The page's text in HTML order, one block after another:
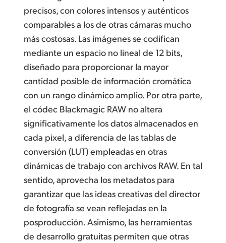
precisos, con colores intensos y auténticos
comparables a los de otras cámaras mucho
más costosas. Las imágenes se codifican
mediante un espacio no lineal de 12 bits,
diseñado para proporcionar la mayor
cantidad posible de información cromática
con un rango dinámico amplio. Por otra parte,
el códec Blackmagic RAW no altera
significativamente los datos almacenados en
cada pixel, a diferencia de las tablas de
conversión (LUT) empleadas en otras
dinámicas de trabajo con archivos RAW. En tal
sentido, aprovecha los metadatos para
garantizar que las ideas creativas del director
de fotografía se vean reflejadas en la
posproducción. Asimismo, las herramientas
de desarrollo gratuitas permiten que otras